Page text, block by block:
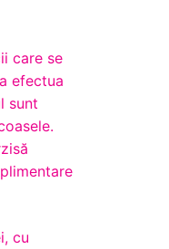
care se
efectua
sunt
cu